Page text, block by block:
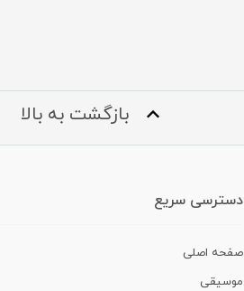
بازگشت به بالا
دسترسی سریع
صفحه اصلی
موسیقی